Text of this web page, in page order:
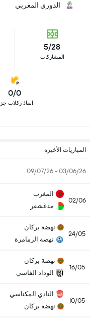
الدوري المغربي
5/28
المشاركات
0/0
انقاذ ركلات
المباريات الأخيرة
03/06/26 - 09/07/26
02/06
المغرب
مدغشقر
24/05
نهضة بركان
نهضة الزمامرة
16/05
نهضة بركان
الوداد الفاسي
10/05
النادي المكناسي
نهضة بركان